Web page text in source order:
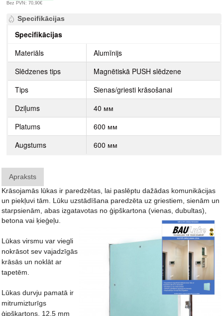
Bez PVN: 70,90€
Specifikācijas
Specifikācijas
Materiāls
Alumīnijs
Slēdzenes tips
Magnētiskā PUSH slēdzene
Tips
Sienas/griesti krāsošanai
Dziļums
40 мм
Platums
600 мм
Augstums
600 мм
Apraksts
Krāsojamās lūkas ir paredzētas, lai paslēptu dažādas komunikācijas
un piekļuvi tām. Lūku uzstādīšana paredzēta uz griestiem, sienām un
starpsienām, abas izgatavotas no ģipškartona (vienas, dubultas),
betona vai ķieģeļu.
Lūkas virsmu var viegli
nokrāsot sev vajadzīgās
krāsās un noklāt ar
tapetēm.
Lūkas durvju pamatā ir
mitrumizturīgs
ģipškartons, 12,5 mm